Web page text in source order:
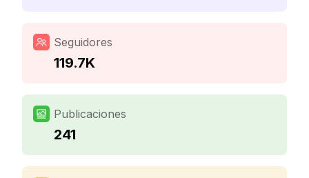
Seguidores
119.7K
Publicaciones
241